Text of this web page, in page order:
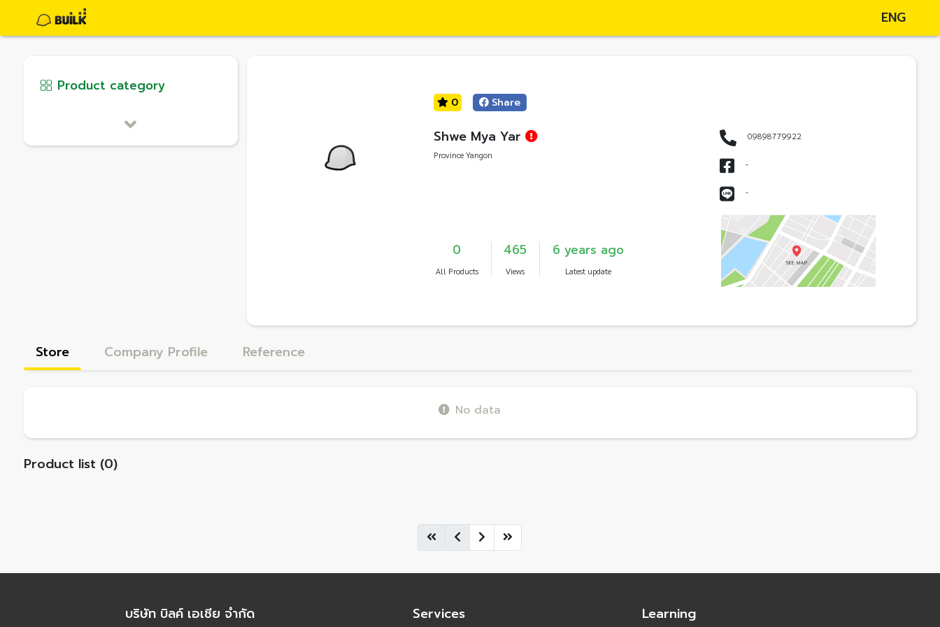
ENG
Product category
0 Share
Shwe Mya Yar
Province Yangon
0
All Products
465
Views
6 years ago
Latest update
09898779922
-
-
Store Company Profile Reference
No data
Product list (0)
บริษัท บิลค์ เอเชีย จำกัด Services Learning